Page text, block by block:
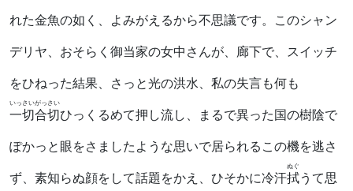
れた金魚の如く、よみがえるから不思議です。このシャン
デリヤ、おそらく御当家の女中さんが、廊下で、スイッチ
をひねった結果、さっと光の洪水、私の失言も何も
一切合切
いっさいがっさい
ひっくるめて押し流し、まるで異った国の樹陰で
ぽかっと眼をさましたような思いで居られるこの機を逃さ
ず、素知らぬ顔をして話題をかえ、ひそかに冷汗拭
ぬぐ
うて思